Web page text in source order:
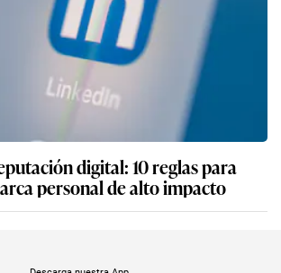
digital: 10 reglas para
personal de alto impacto